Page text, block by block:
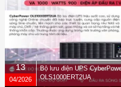
13
04/2026
Bộ lưu điện UPS
OLS1000ERT2UA